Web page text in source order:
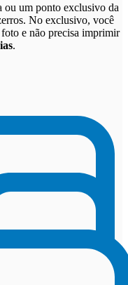
ou um ponto exclusivo da
No exclusivo, você
e não precisa imprimir
.